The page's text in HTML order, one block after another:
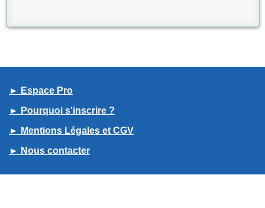
► Espace Pro
► Pourquoi s'inscrire ?
► Mentions Légales et CGV
► Nous contacter